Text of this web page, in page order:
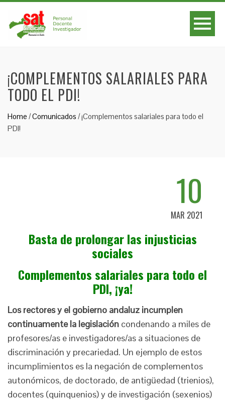
¡COMPLEMENTOS SALARIALES PARA
TODO EL PDI!
Home /Comunicados /¡Complementos salariales para todo el
PDI!
10
MAR 2021
Basta de prolongar las injusticias
sociales
Complementos salariales para todo el
PDI, ¡ya!
Los rectores y el gobierno andaluz incumplen
continuamente la legislación condenando a miles de
profesores/as e investigadores/as a situaciones de
discriminación y precariedad. Un ejemplo de estos
incumplimientos es la negación de complementos
autonómicos, de doctorado, de antigüedad (trienios),
docentes (quinquenios) y de investigación (sexenios)